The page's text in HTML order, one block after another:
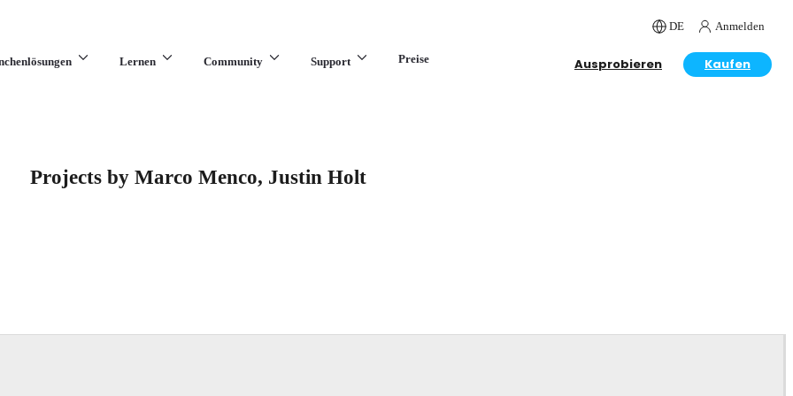
DE Anmelden
Lernen Community Support Preise Ausprobieren Kaufen
Projects by Marco Menco, Justin Holt